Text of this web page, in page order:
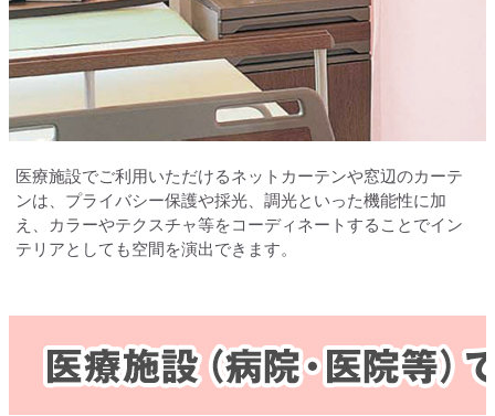
医療施設でご利用いただけるネットカーテンや窓辺のカーテ
ンは、プライバシー保護や採光、調光といった機能性に加
え、カラーやテクスチャ等をコーディネートすることでイン
テリアとしても空間を演出できます。